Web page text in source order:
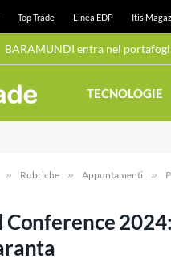
Top Trade Linea EDP Itis
BARAMUNDI entra nel
TECNOLOGIE
» Rubriche » Appuntamenti »